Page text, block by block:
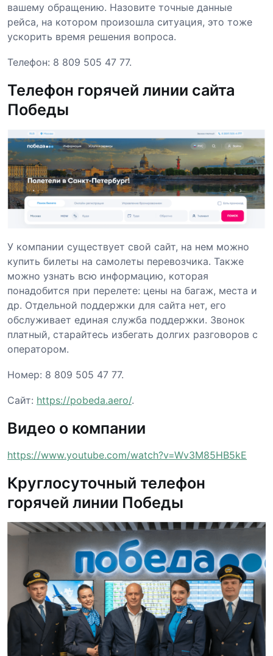
вашему обращению. Назовите точные данные
рейса, на котором произошла ситуация, это тоже
ускорить время решения вопроса.
Телефон: 8 809 505 47 77.
Телефон горячей линии сайта
Победы
У компании существует свой сайт, на нем можно
купить билеты на самолеты перевозчика. Также
можно узнать всю информацию, которая
понадобится при перелете: цены на багаж, места и
др. Отдельной поддержки для сайта нет, его
обслуживает единая служба поддержки. Звонок
платный, старайтесь избегать долгих разговоров с
оператором.
Номер: 8 809 505 47 77.
Сайт: https://pobeda.aero/.
Видео о компании
https://www.youtube.com/watch?v=Wv3M85HB5kE
Круглосуточный телефон
горячей линии Победы